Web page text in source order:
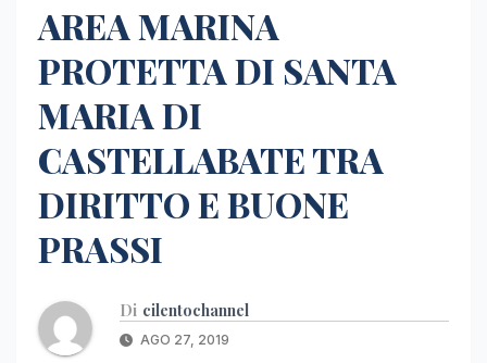
AREA MARINA
PROTETTA DI SANTA
MARIA DI
CASTELLABATE TRA
DIRITTO E BUONE
PRASSI
Di cilentochannel
AGO 27, 2019